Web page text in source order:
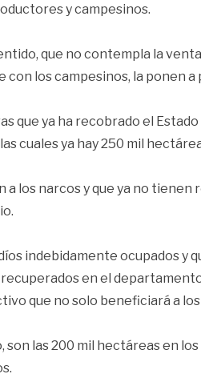
y campesinos.
que no contempla la
los campesinos, la ponen
que ya ha recobrado el
cuales ya hay 250 mil
los narcos y que ya no
indebidamente ocupados y
en el
que no solo beneficiará a
las 200 mil hectáreas en